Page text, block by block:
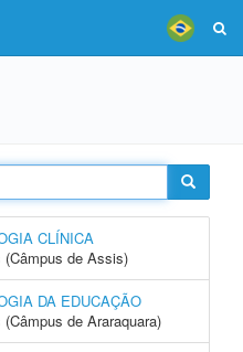
CLÍNICA
(Câmpus de Assis)
DA EDUCAÇÃO
de Araraquara)